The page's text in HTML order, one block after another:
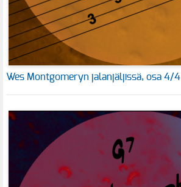
Wes Montgomeryn jalanjäljissä, osa 4/4